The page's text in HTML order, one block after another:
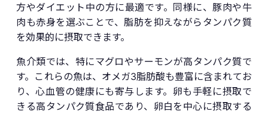
方やダイエット中の方に最適です。同様に、豚肉や牛
肉も赤身を選ぶことで、脂肪を抑えながらタンパク質
を効果的に摂取できます。
魚介類では、特にマグロやサーモンが高タンパク質で
す。これらの魚は、オメガ3脂肪酸も豊富に含まれてお
り、心血管の健康にも寄与します。卵も手軽に摂取で
きる高タンパク質食品であり、卵白を中心に摂取する